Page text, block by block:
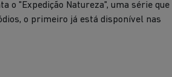
o "Expedição Natureza", uma série que
o primeiro já está disponível nas